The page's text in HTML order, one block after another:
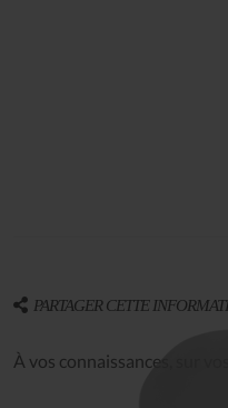
PARTAGER CETTE
À vos connaissances, sur